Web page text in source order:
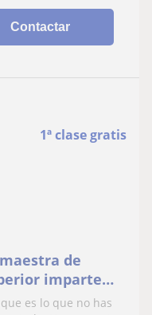
Contactar
1ª clase gratis
de
imparte
en todos
es lo que no has